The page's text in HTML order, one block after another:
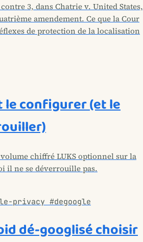
3, dans Chatrie v. United States,
amendement. Ce que la Cour
de protection de la localisation
le configurer (et le
chiffré LUKS optionnel sur la
il ne se déverrouille pas.
privacy #degoogle
dé-googlisé choisir